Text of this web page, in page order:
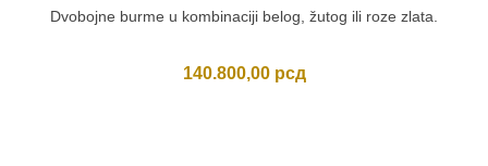
Dvobojne burme u kombinaciji belog, žutog ili roze zlata.
140.800,00 рсд